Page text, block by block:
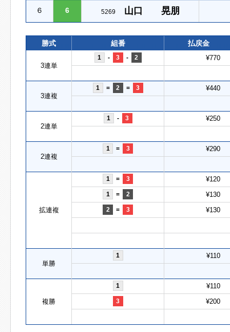
６ 6 5269 山口 晃朋
勝式 組番 払戻金
3連単
1 - 3 - 2 ¥770
3連複
1 = 2 = 3 ¥440
2連単
1 - 3 ¥250
2連複
1 = 3 ¥290
拡連複
1 = 3 ¥120
1 = 2 ¥130
2 = 3 ¥130
単勝
1 ¥110
複勝
1 ¥110
3 ¥200